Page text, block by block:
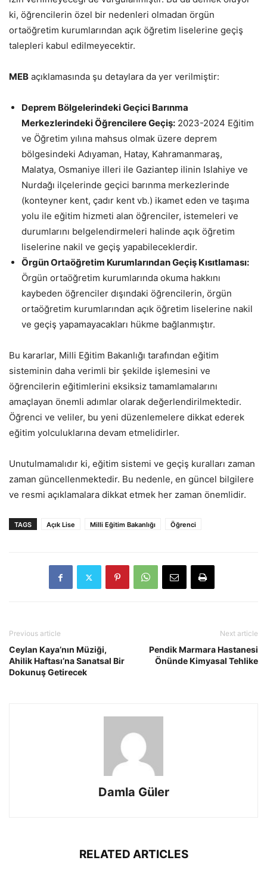
ki, öğrencilerin özel bir nedenleri olmadan örgün
ortaöğretim kurumlarından açık öğretim liselerine geçiş
talepleri kabul edilmeyecektir.
MEB açıklamasında şu detaylara da yer verilmiştir:
Deprem Bölgelerindeki Geçici Barınma
Merkezlerindeki Öğrencilere Geçiş: 2023-2024 Eğitim
ve Öğretim yılına mahsus olmak üzere deprem
bölgesindeki Adıyaman, Hatay, Kahramanmaraş,
Malatya, Osmaniye illeri ile Gaziantep ilinin Islahiye ve
Nurdağı ilçelerinde geçici barınma merkezlerinde
(konteyner kent, çadır kent vb.) ikamet eden ve taşıma
yolu ile eğitim hizmeti alan öğrenciler, istemeleri ve
durumlarını belgelendirmeleri halinde açık öğretim
liselerine nakil ve geçiş yapabileceklerdir.
Örgün Ortaöğretim Kurumlarından Geçiş Kısıtlaması:
Örgün ortaöğretim kurumlarında okuma hakkını
kaybeden öğrenciler dışındaki öğrencilerin, örgün
ortaöğretim kurumlarından açık öğretim liselerine nakil
ve geçiş yapamayacakları hükme bağlanmıştır.
Bu kararlar, Milli Eğitim Bakanlığı tarafından eğitim
sisteminin daha verimli bir şekilde işlemesini ve
öğrencilerin eğitimlerini eksiksiz tamamlamalarını
amaçlayan önemli adımlar olarak değerlendirilmektedir.
Öğrenci ve veliler, bu yeni düzenlemelere dikkat ederek
eğitim yolculuklarına devam etmelidirler.
Unutulmamalıdır ki, eğitim sistemi ve geçiş kuralları zaman
zaman güncellenmektedir. Bu nedenle, en güncel bilgilere
ve resmi açıklamalara dikkat etmek her zaman önemlidir.
TAGS Açık Lise Milli Eğitim Bakanlığı Öğrenci
Previous article
Ceylan Kaya’nın Müziği,
Ahilik Haftası’na Sanatsal Bir
Dokunuş Getirecek
Next article
Pendik Marmara Hastanesi
Önünde Kimyasal Tehlike
Damla Güler
RELATED ARTICLES